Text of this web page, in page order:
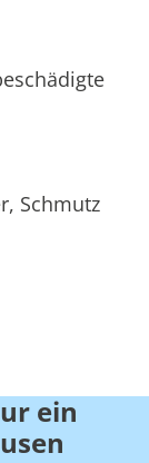
Schmutz
ein